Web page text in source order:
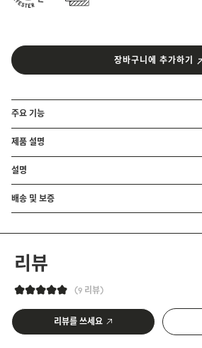
장바구니에 추가하기
주요 기능
제품 설명
설명
배송 및 보증
리뷰
9 리뷰
리뷰를 쓰세요